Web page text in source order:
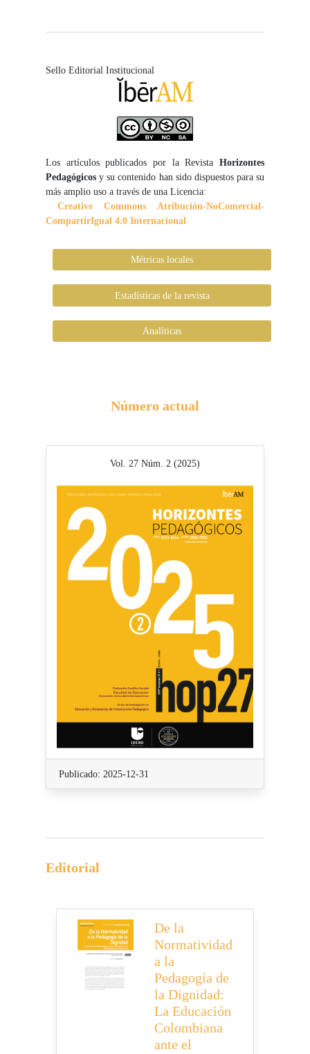
Sello Editorial Institucional
Los artículos publicados por la Revista Horizontes
Pedagógicos y su contenido han sido dispuestos para su
más amplio uso a través de una Licencia:
Creative Commons Atribución-NoComercial-
CompartirIgual 4.0 Internacional
Métricas locales
Estadísticas de la revista
Analíticas
Número actual
Vol. 27 Núm. 2 (2025)
Publicado: 2025-12-31
Editorial
De la
Normatividad
a la
Pedagogía de
la Dignidad:
La Educación
Colombiana
ante el